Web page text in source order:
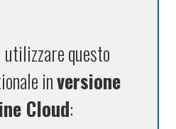
utilizzare questo
inversione
Cloud: